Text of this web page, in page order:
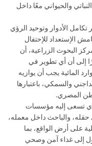
والحيواني معًا داخل
الأدوار وتوحيد الرؤي
الإستعداد للإحتفال
البحوث الزراعية، أن
إلى أن أي تطوير في
المائية يجب أن يوازيه
والسمكي، باعتبارها
المصري.
تسعى إليه مؤسسات
حقله، والباحث داخل معمله،
على أرض الواقع، بما
إلى غذاء آمن وصحي